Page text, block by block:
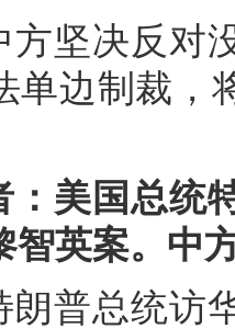
方坚决反对
单边制裁，
：美国总统
智英案。中
朗普总统访